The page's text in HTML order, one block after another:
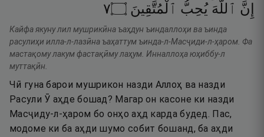
إِنَّ ٱللَّهَ يُحِبُّ ٱلْمُتَّقِينَ ۝٧
Кайфа якуну лил мушрикӣна ъаҳдун ъиндаллоҳи ва ъинда
расулиҳи илла-л-лазӣна ъаҳаттум ъинда-л-Масҷиди-л-ҳаром. Фа
мастақому лакум фастақӣму лаҳум. Инналлоҳа юҳиббу-л
муттақӣн.
Чӣ гуна барои мушрикон назди Аллоҳ ва назди
Расули Ӯ аҳде бошад? Магар он касоне ки назди
Масҷиду-л-ҳаром бо онҳо аҳд карда будед. Пас,
модоме ки ба аҳди шумо собит бошанд, ба аҳди